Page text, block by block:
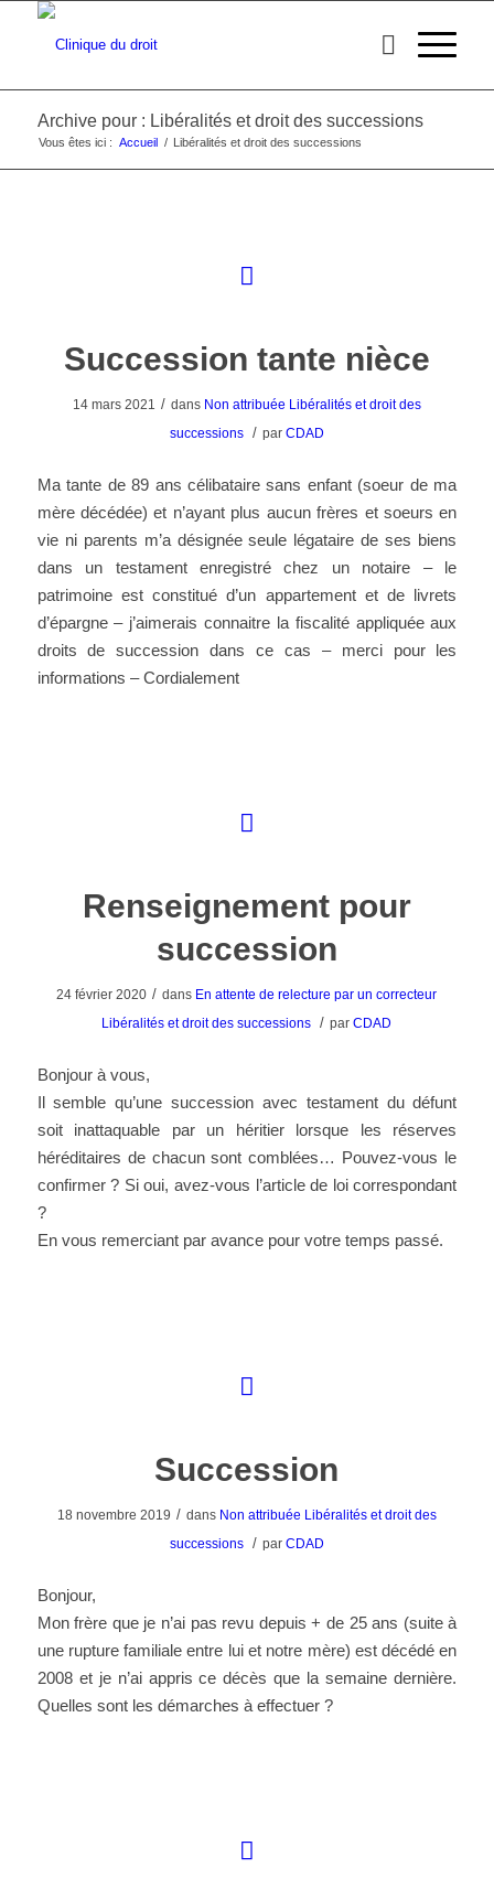
Archive pour : Libéralités et droit des successions
Vous êtes ici : Accueil / Libéralités et droit des successions
Succession tante nièce
14 mars 2021 / dans Non attribuée Libéralités et droit des
successions / par CDAD
Ma tante de 89 ans célibataire sans enfant (soeur de ma
mère décédée) et n’ayant plus aucun frères et soeurs en
vie ni parents m’a désignée seule légataire de ses biens
dans un testament enregistré chez un notaire – le
patrimoine est constitué d’un appartement et de livrets
d’épargne – j’aimerais connaitre la fiscalité appliquée aux
droits de succession dans ce cas – merci pour les
informations – Cordialement
Renseignement pour
succession
24 février 2020 / dans En attente de relecture par un correcteur
Libéralités et droit des successions
/ parCDAD
Bonjour à vous,
Il semble qu’une succession avec testament du défunt
soit inattaquable par un héritier lorsque les réserves
héréditaires de chacun sont comblées… Pouvez-vous le
confirmer ? Si oui, avez-vous l’article de loi correspondant
?
En vous remerciant par avance pour votre temps passé.
Succession
18 novembre 2019 / dans Non attribuée Libéralités et droit des
successions / par CDAD
Bonjour,
Mon frère que je n’ai pas revu depuis + de 25 ans (suite à
une rupture familiale entre lui et notre mère) est décédé en
2008 et je n’ai appris ce décès que la semaine dernière.
Quelles sont les démarches à effectuer ?